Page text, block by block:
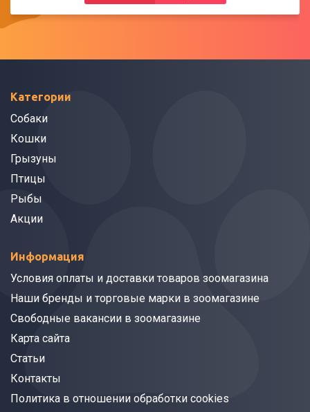
Категории
Собаки
Кошки
Грызуны
Птицы
Рыбы
Акции
Информация
Условия оплаты и доставки товаров зоомагазина
Наши бренды и торговые марки в зоомагазине
Свободные вакансии в зоомагазине
Карта сайта
Статьи
Контакты
Политика в отношении обработки cookies